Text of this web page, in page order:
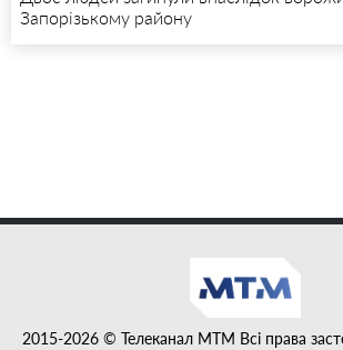
Запорізькому району
2015-2026 © Телеканал MTM Всі права